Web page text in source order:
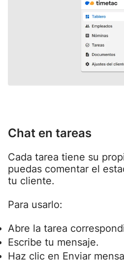
Chat en tareas
Cada tarea tiene su
puedas comentar el
tu cliente.
Para usarlo:
Abre la tarea
Escribe tu mensaje.
Haz clic en Enviar